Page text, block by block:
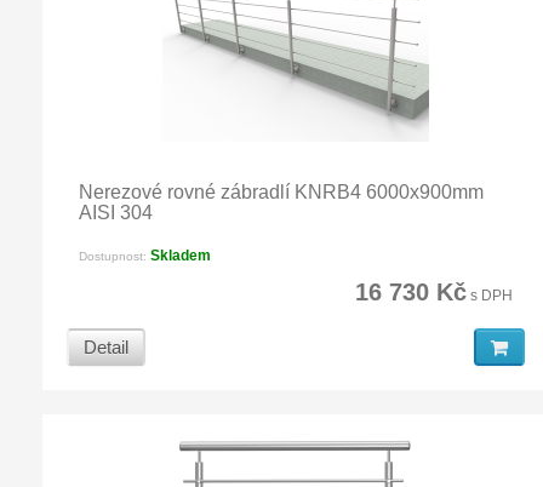
Nerezové rovné zábradlí KNRB4 6000x900mm
AISI 304
Dostupnost: Skladem
16 730 Kč s DPH
Detail